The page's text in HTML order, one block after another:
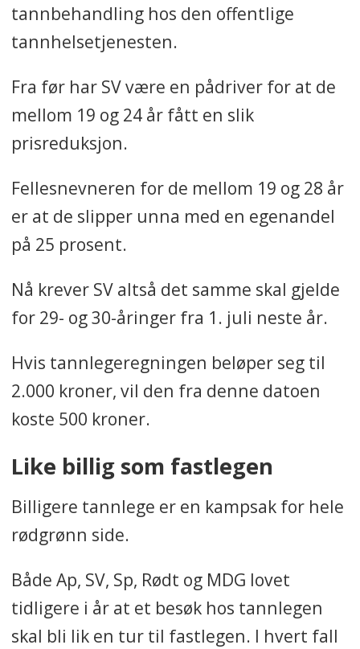
tannbehandling hos den offentlige
tannhelsetjenesten.
Fra før har SV være en pådriver for at de
mellom 19 og 24 år fått en slik
prisreduksjon.
Fellesnevneren for de mellom 19 og 28 år
er at de slipper unna med en egenandel
på 25 prosent.
Nå krever SV altså det samme skal gjelde
for 29- og 30-åringer fra 1. juli neste år.
Hvis tannlegeregningen beløper seg til
2.000 kroner, vil den fra denne datoen
koste 500 kroner.
Like billig som fastlegen
Billigere tannlege er en kampsak for hele
rødgrønn side.
Både Ap, SV, Sp, Rødt og MDG lovet
tidligere i år at et besøk hos tannlegen
skal bli lik en tur til fastlegen. I hvert fall